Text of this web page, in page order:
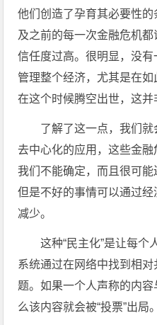
他们创造了孕育其必要性
及之前的每一次金融危机
信任度过高。很明显，没
管理整个经济，尤其是在
在这个时候腾空出世，这并
了解了这一点，我们
去中心化的应用，这些金融
我们不能确定，而且很可能
但是不好的事情可以通过
减少。
这种“民主化”是让每个
系统通过在网络中找到相对
题。如果一个人声称的内
么该内容就会被“投票”出局。